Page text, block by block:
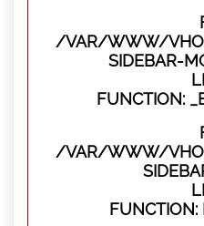
/VAR/WWW/
SIDEBAR-
FUNCTION:
/VAR/WWW/
FUNCTION: